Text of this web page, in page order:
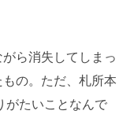
ら消失してしまっ
の。ただ、札所本
がたいことなんで